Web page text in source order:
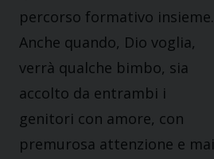
percorso formativo insieme.
Anche quando, Dio voglia,
verrà qualche bimbo, sia
accolto da entrambi i
genitori con amore, con
premurosa attenzione e mai